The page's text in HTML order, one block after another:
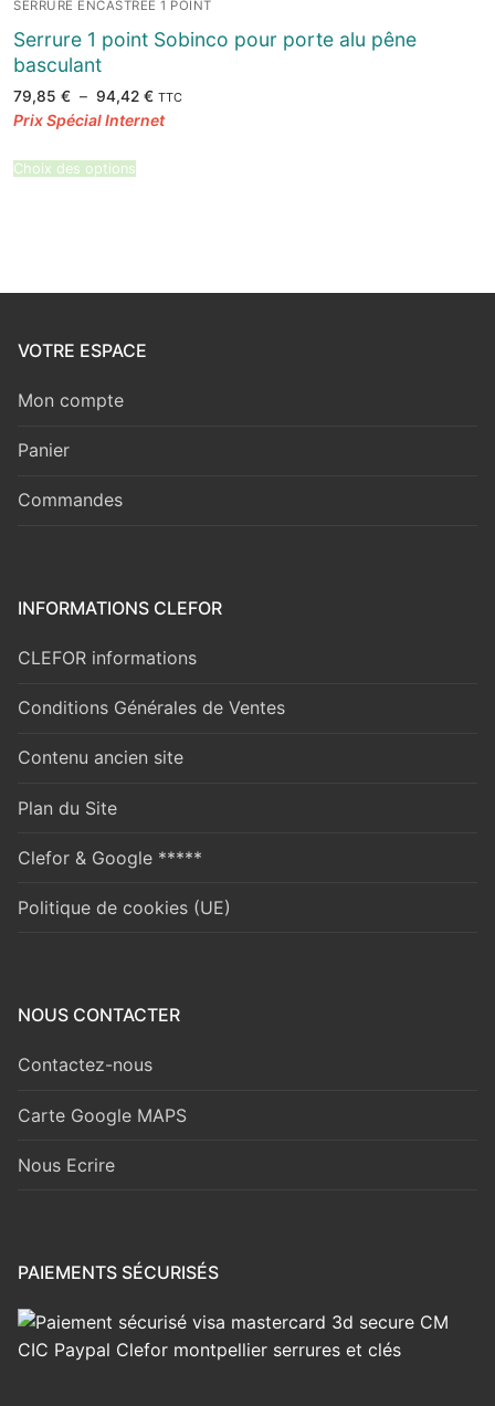
SERRURE ENCASTRÉE 1 POINT
Serrure 1 point Sobinco pour porte alu pêne
basculant
79,85 € – 94,42 €Plage
prix :
TTC
Choix des options
VOTRE ESPACE
Mon compte
Panier
Commandes
INFORMATIONS CLEFOR
CLEFOR informations
Conditions Générales de Ventes
Contenu ancien site
Plan du Site
Clefor & Google *****
Politique de cookies (UE)
NOUS CONTACTER
Contactez-nous
Carte Google MAPS
Nous Ecrire
PAIEMENTS SÉCURISÉS